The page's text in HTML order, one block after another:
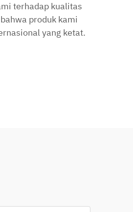
terhadap kualitas
produk kami
yang ketat.